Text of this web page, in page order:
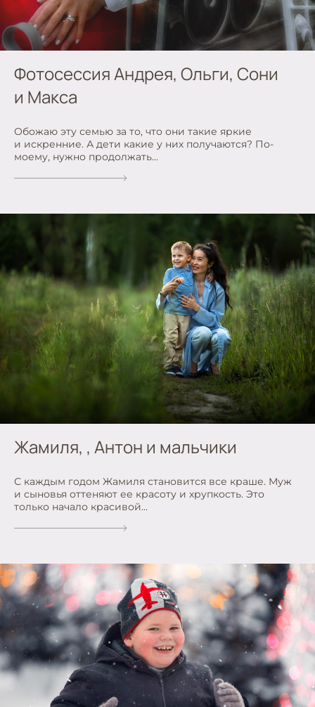
Фотосессия Андрея, Ольги, Сони
и Макса
Обожаю эту семью за то, что они такие яркие
и искренние. А дети какие у них получаются? По-
моему, нужно продолжать...
Жамиля, , Антон и мальчики
С каждым годом Жамиля становится все краше. Муж
и сыновья оттеняют ее красоту и хрупкость. Это
только начало красивой...